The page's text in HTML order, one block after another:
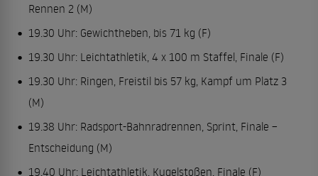
Rennen 2 (M)
19.30 Uhr: Gewichtheben, bis 71 kg (F)
19.30 Uhr: Leichtathletik, 4 x 100 m Staffel, Finale (F)
19.30 Uhr: Ringen, Freistil bis 57 kg, Kampf um Platz 3
(M)
19.38 Uhr: Radsport-Bahnradrennen, Sprint, Finale –
Entscheidung (M)
19.40 Uhr: Leichtathletik, Kugelstoßen, Finale (F)